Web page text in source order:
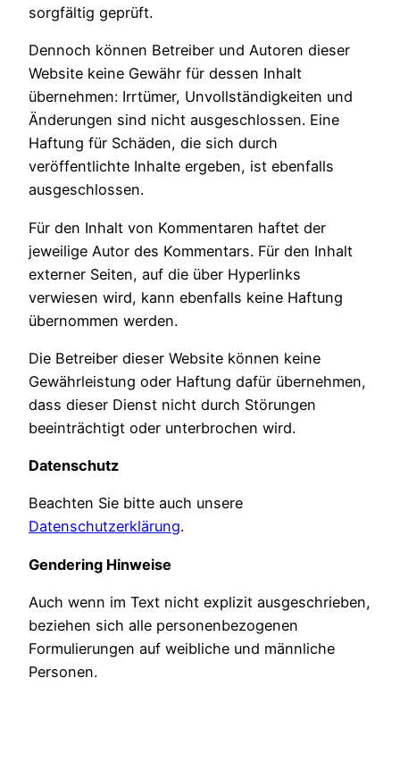
sorgfältig geprüft.
Dennoch können Betreiber und Autoren dieser
Website keine Gewähr für dessen Inhalt
übernehmen: Irrtümer, Unvollständigkeiten und
Änderungen sind nicht ausgeschlossen. Eine
Haftung für Schäden, die sich durch
veröffentlichte Inhalte ergeben, ist ebenfalls
ausgeschlossen.
Für den Inhalt von Kommentaren haftet der
jeweilige Autor des Kommentars. Für den Inhalt
externer Seiten, auf die über Hyperlinks
verwiesen wird, kann ebenfalls keine Haftung
übernommen werden.
Die Betreiber dieser Website können keine
Gewährleistung oder Haftung dafür übernehmen,
dass dieser Dienst nicht durch Störungen
beeinträchtigt oder unterbrochen wird.
Datenschutz
Beachten Sie bitte auch unsere
Datenschutzerklärung.
Gendering Hinweise
Auch wenn im Text nicht explizit ausgeschrieben,
beziehen sich alle personenbezogenen
Formulierungen auf weibliche und männliche
Personen.